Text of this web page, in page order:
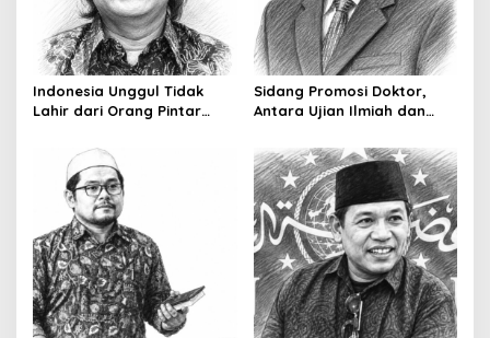
o
n
Indonesia Unggul Tidak
Lahir dari Orang Pintar
Sidang Promosi Doktor,
Antara Ujian Ilmiah dan